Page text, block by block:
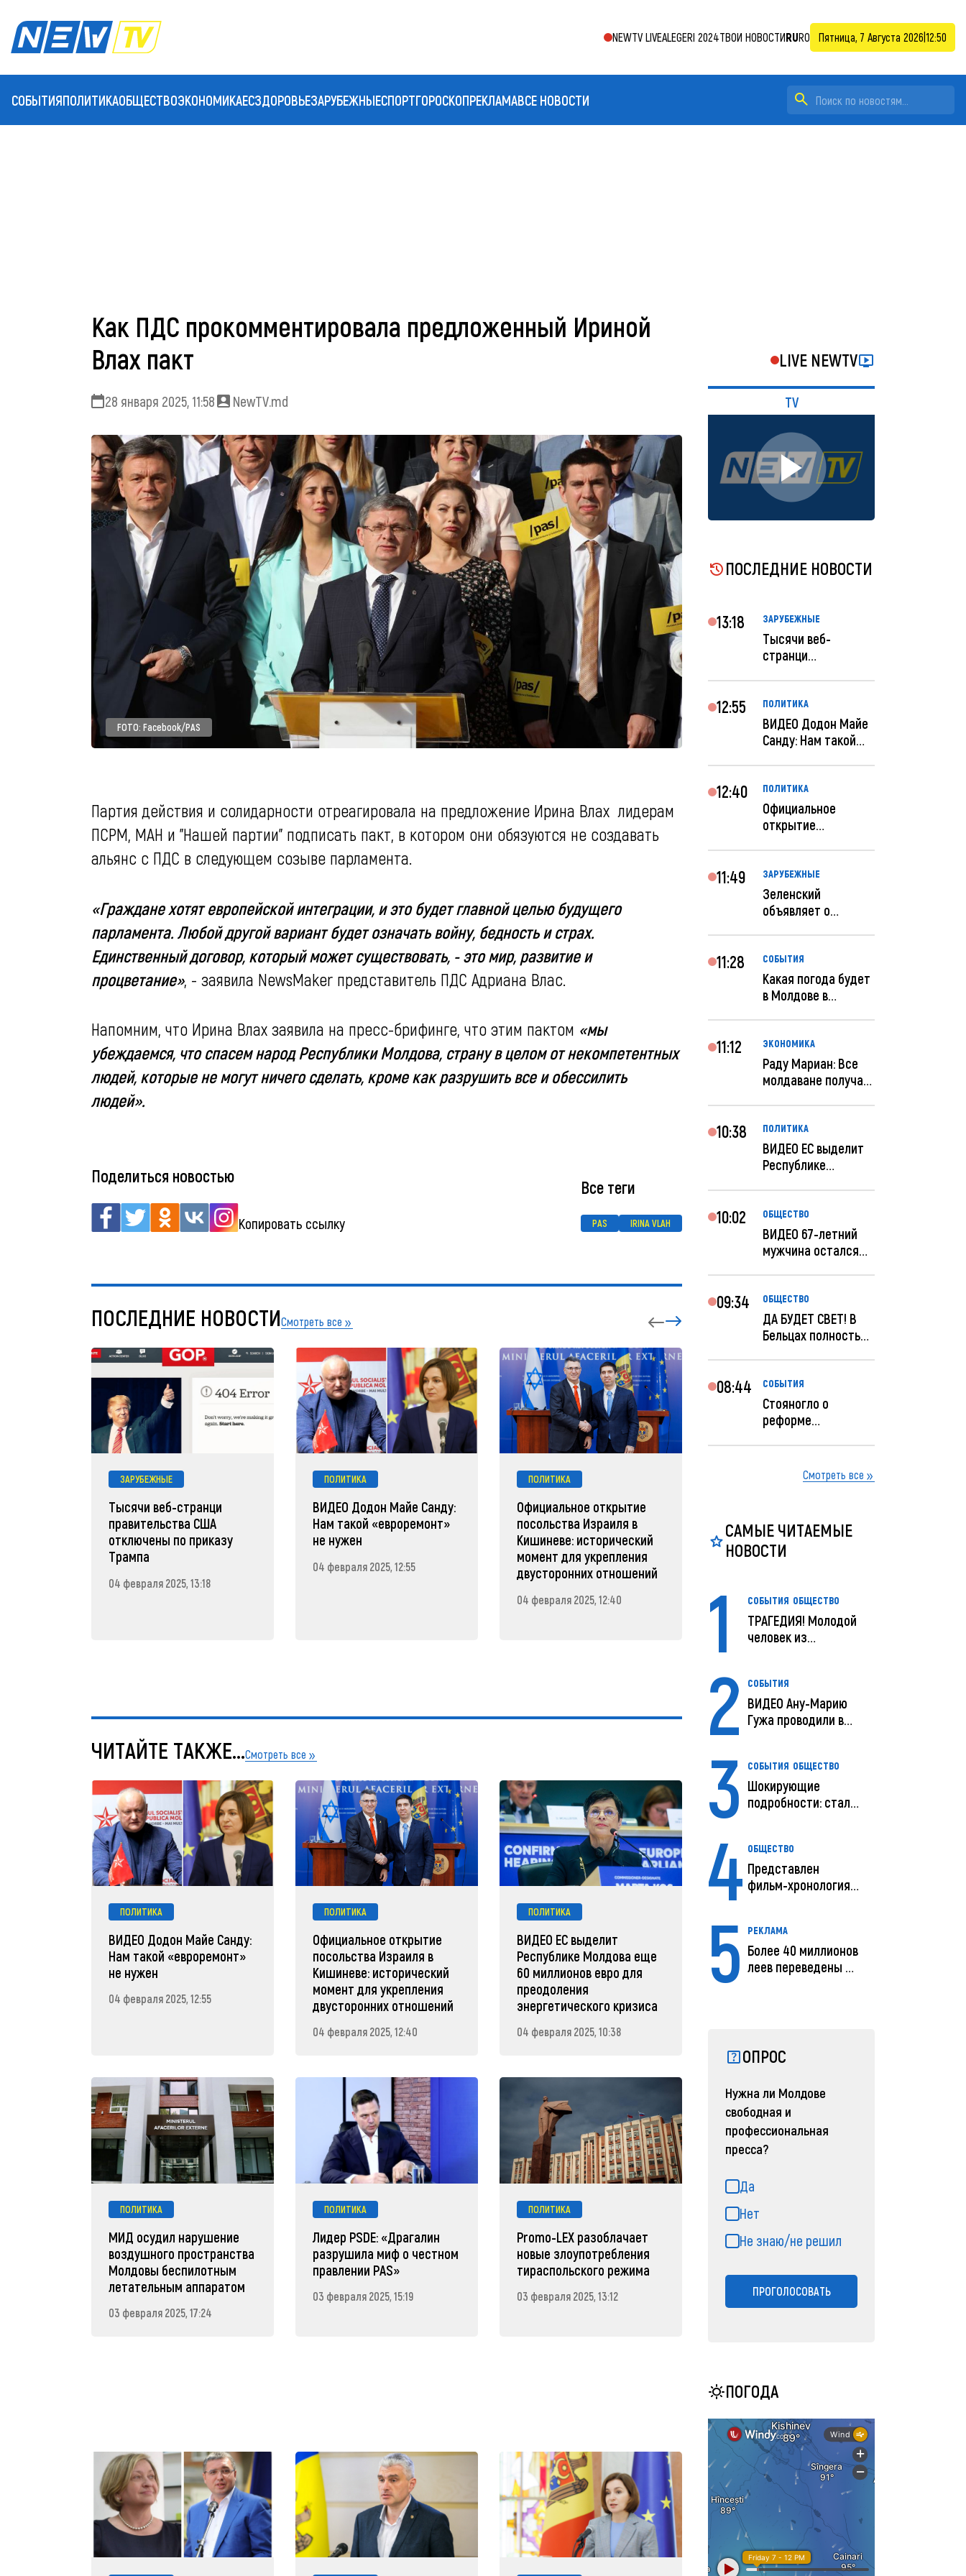
NEWTV LIVEALEGERI 2024ТВОИ НОВОСТИRURO Пятница, 7 Августа 2026 12:50
СОБЫТИЯПОЛИТИКАОБЩЕСТВОЭКОНОМИКАЕСЗДОРОВЬЕЗАРУБЕЖНЫЕСПОРТГОРОСКОПРЕКЛАМАВСЕ НОВОСТИ
Как ПДС прокомментировала предложенный Ириной
Влах пакт
28 января 2025, 11:58 NewTV.md
FOTO: Facebook/PAS
Партия действия и солидарности отреагировала на предложение Ирина Влах лидерам
ПСРМ, МАН и "Нашей партии" подписать пакт, в котором они обязуются не создавать
альянс с ПДС в следующем созыве парламента.
«Граждане хотят европейской интеграции, и это будет главной целью будущего
парламента. Любой другой вариант будет означать войну, бедность и страх.
Единственный договор, который может существовать, - это мир, развитие и
процветание», - заявила NewsMaker представитель ПДС Адриана Влас.
Напомним, что Ирина Влах заявила на пресс-брифинге, что этим пактом «мы
убеждаемся, что спасем народ Республики Молдова, страну в целом от некомпетентных
людей, которые не могут ничего сделать, кроме как разрушить все и обессилить
людей».
Поделиться новостью
Копировать ссылку
Все теги
PAS IRINA VLAH
ПОСЛЕДНИЕ НОВОСТИСмотреть все
ЗАРУБЕЖНЫЕ
Тысячи веб-странци
правительства США
отключены по приказу
Трампа
04 февраля 2025, 13:18
ПОЛИТИКА
ВИДЕО Додон Майе Санду:
Нам такой «евроремонт»
не нужен
04 февраля 2025, 12:55
ПОЛИТИКА
Официальное открытие
посольства Израиля в
Кишиневе: исторический
момент для укрепления
двусторонних отношений
04 февраля 2025, 12:40
радикальной
реструктуризации армии
ЧИТАЙТЕ ТАКЖЕ...Смотреть все
ПОЛИТИКА
ВИДЕО Додон Майе Санду:
Нам такой «евроремонт»
не нужен
04 февраля 2025, 12:55
ПОЛИТИКА
Официальное открытие
посольства Израиля в
Кишиневе: исторический
момент для укрепления
двусторонних отношений
04 февраля 2025, 12:40
ПОЛИТИКА
ВИДЕО ЕС выделит
Республике Молдова еще
60 миллионов евро для
преодоления
энергетического кризиса
04 февраля 2025, 10:38
ПОЛИТИКА
МИД осудил нарушение
воздушного пространства
Молдовы беспилотным
летательным аппаратом
03 февраля 2025, 17:24
ПОЛИТИКА
Лидер PSDE: «Драгалин
разрушила миф о честном
правлении PAS»
03 февраля 2025, 15:19
ПОЛИТИКА
Promo-LEX разоблачает
новые злоупотребления
тираспольского режима
03 февраля 2025, 13:12
LIVE NEWTV
TV
ПОСЛЕДНИЕ НОВОСТИ
13:18 ЗАРУБЕЖНЫЕ
Тысячи веб-
странци
12:55 ПОЛИТИКА
ВИДЕО Додон Майе
Санду: Нам такой
12:40 ПОЛИТИКА
Официальное
открытие
Кишиневе: и...
11:49 ЗАРУБЕЖНЫЕ
Зеленский
объявляет о
ар...
11:28 СОБЫТИЯ
Какая погода будет
в Молдове в
11:12 ЭКОНОМИКА
Раду Мариан: Все
молдаване получат
10:38 ПОЛИТИКА
ВИДЕО ЕС выделит
Республике
10:02 ОБЩЕСТВО
ВИДЕО 67-летний
мужчина остался
09:34 ОБЩЕСТВО
ДА БУДЕТ СВЕТ! В
Бельцах полностью
08:44 СОБЫТИЯ
Стояногло о
реформе
реформир...Смотреть все
САМЫЕ ЧИТАЕМЫЕ
НОВОСТИ
1 СОБЫТИЯ ОБЩЕСТВО
ТРАГЕДИЯ! Молодой
человек из
2 СОБЫТИЯ
ВИДЕО Ану-Марию
Гужа проводили в
3 СОБЫТИЯ ОБЩЕСТВО
Шокирующие
подробности: стали
4 ОБЩЕСТВО
Представлен
фильм-хронология
5 РЕКЛАМА
Более 40 миллионов
леев переведены с
ОПРОС
Нужна ли Молдове
свободная и
профессиональная
пресса?
Да
Нет
Не знаю/не решил
ПРОГОЛОСОВАТЬ
ПОГОДА